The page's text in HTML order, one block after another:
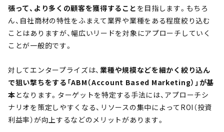
張って、より多くの顧客を獲得すること を目指します。もちろ
ん、自社商材の特性をふまえて業界や業種をある程度絞り込む
ことはありますが、幅広いリードを対象にアプローチしていく
ことが一般的です。
対してエンタープライズは、業種や規模などを細かく絞り込ん
で狙い撃ちをする「ABM（Account Based Marketing）」が基
本となります。ターゲットを特定する手法には、アプローチシ
ナリオを策定しやすくなる、リソースの集中によってROI（投資
利益率）が向上するなどのメリットがあります。